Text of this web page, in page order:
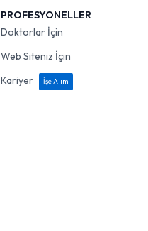
PROFESYONELLER
Doktorlar İçin
Web Siteniz İçin
Kariyer
İşe Alım